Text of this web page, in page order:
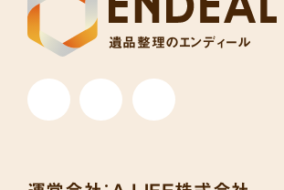
遺品整理のエンディール